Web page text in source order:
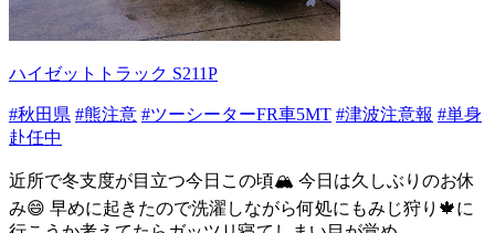
ハイゼットトラック S211P
#秋田県 #熊注意 #ツーシーターFR車5MT #津波注意報 #単身
赴任中
近所で冬支度が目立つ今日この頃🏔️ 今日は久しぶりのお休
み😄 早めに起きたので洗濯しながら何処にもみじ狩り🍁に